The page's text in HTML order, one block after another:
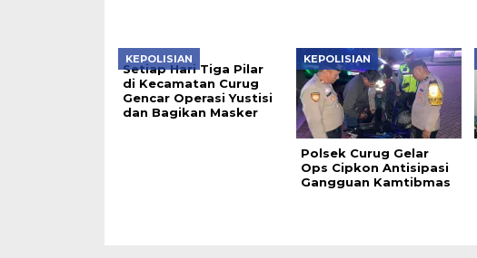
KEPOLISIAN
Setiap Hari Tiga Pilar
di Kecamatan Curug
Gencar Operasi Yustisi
dan Bagikan Masker
KEPOLISIAN
Polsek Curug Gelar
Ops Cipkon Antisipasi
Gangguan Kamtibmas